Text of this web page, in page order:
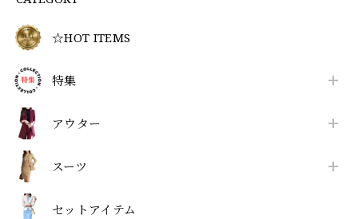
☆HOT ITEMS
特集
アウター
スーツ
セットアイテム